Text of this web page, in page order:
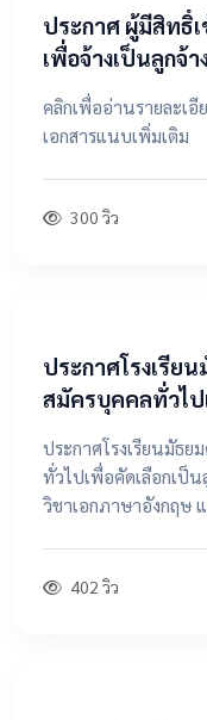
ประกาศ ผู้มีสิทธิ์
เพื่อจ้างเป็นลูกจ้
นักการภารโรง
คลิกเพื่ออ่านรายละเ
เอกสารแนบเพิ่มเติม
300 วิว
ประกาศโรงเรีย
สมัครบุคคลทั่วไป
ตำแหน่งครูอัตรา
ตำแหน่งแม่บ้าน /
ประกาศโรงเรียนมัธย
ทั่วไปเพื่อคัดเลือกเป็
วิชาเอกภาษาอังกฤษ
402 วิว